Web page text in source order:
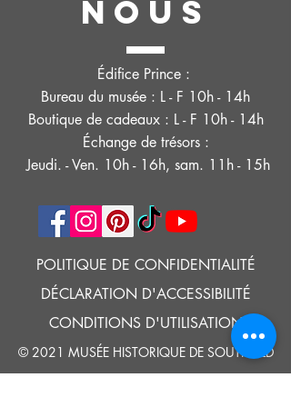
NOUS
Édifice Prince :
Bureau du musée : L - F 10h - 14h
Boutique de cadeaux : L - F 10h - 14h
Échange de trésors :
Jeudi. - Ven. 10h - 16h, sam. 11h - 15h
POLITIQUE DE CONFIDENTIALITÉ
DÉCLARATION D'ACCESSIBILITÉ
CONDITIONS D'UTILISATION
© 2021 MUSÉE HISTORIQUE DE SOUTHOLD